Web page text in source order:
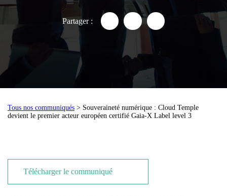
Partager : Partager "Souveraineté
PartagerPartager
Tous nos communiqués > Souveraineté numérique : Cloud Temple
devient le premier acteur européen certifié Gaia-X Label level 3
Télécharger le communiqué